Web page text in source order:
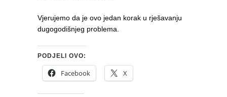
Vjerujemo da je ovo jedan korak u rješavanju
dugogodišnjeg problema.
PODJELI OVO:
Facebook X